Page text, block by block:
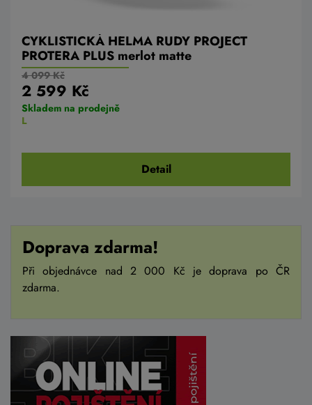
CYKLISTICKÁ HELMA RUDY PROJECT
PROTERA PLUS merlot matte
4 099 Kč
2 599 Kč
Skladem na prodejně
L
Detail
Doprava zdarma!
Při objednávce nad 2 000 Kč je doprava po ČR
zdarma.